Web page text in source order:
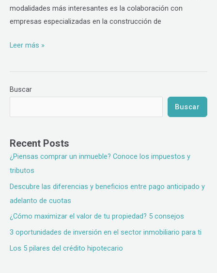
modalidades más interesantes es la colaboración con
empresas especializadas en la construcción de
Leer más »
Buscar
Buscar
Recent Posts
¿Piensas comprar un inmueble? Conoce los impuestos y
tributos
Descubre las diferencias y beneficios entre pago anticipado y
adelanto de cuotas
¿Cómo maximizar el valor de tu propiedad? 5 consejos
3 oportunidades de inversión en el sector inmobiliario para ti
Los 5 pilares del crédito hipotecario